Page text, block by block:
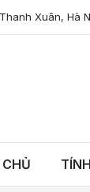
Xuân, Hà